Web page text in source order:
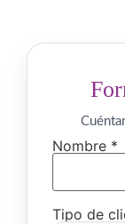
Nombre *
Tipo de